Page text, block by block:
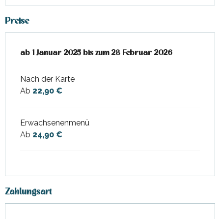
Preise
ab 1 Januar 2025 bis zum28 Februar 2026
ab 1 Januar 2025 bis zum28 Februar 2026
Nach der Karte
Ab 22,90 €
Erwachsenenmenü
Ab 24,90 €
Zahlungsart